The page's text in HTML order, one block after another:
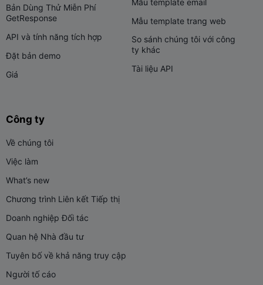
Bản Dùng Thử Miễn Phí
GetResponse
API và tính năng tích hợp
Đặt bản demo
Giá
Mẫu template email
Mẫu template trang web
So sánh chúng tôi với công
ty khác
Tài liệu API
Công ty
Về chúng tôi
Việc làm
What’s new
Chương trình Liên kết Tiếp thị
Doanh nghiệp Đối tác
Quan hệ Nhà đầu tư
Tuyên bố về khả năng truy cập
Người tố cáo